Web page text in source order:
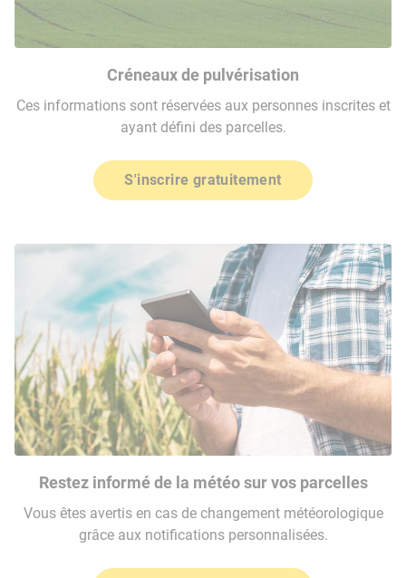
Créneaux de pulvérisation
Ces informations sont réservées aux personnes inscrites et
ayant défini des parcelles.
S'inscrire gratuitement
Restez informé de la météo sur vos parcelles
Vous êtes avertis en cas de changement météorologique
grâce aux notifications personnalisées.